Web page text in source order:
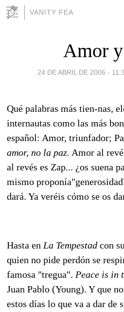
VANITY FEA
Amor
24 DE ABRIL DE 2006 -
Qué palabras más tien-nas,
internautas como las más
español: Amor, triunfador;
amor, no la paz. Amor al
al revés es Zap... ¿os suena
mismo
dará. Ya veréis cómo se os
Hasta en La Tempestad con
quien no pide perdón se
famosa "tregua". Peace is in
Juan Pablo (Young). Y que
estos días lo que va a dar de